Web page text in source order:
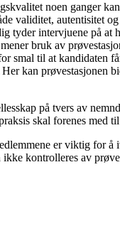
noen ganger
validitet, autentisitet
tyder intervjuene på
bruk av
smal til at kandidaten
kan prøvestasjonen
på tvers av
skal forenes
er viktig for
kontrolleres av